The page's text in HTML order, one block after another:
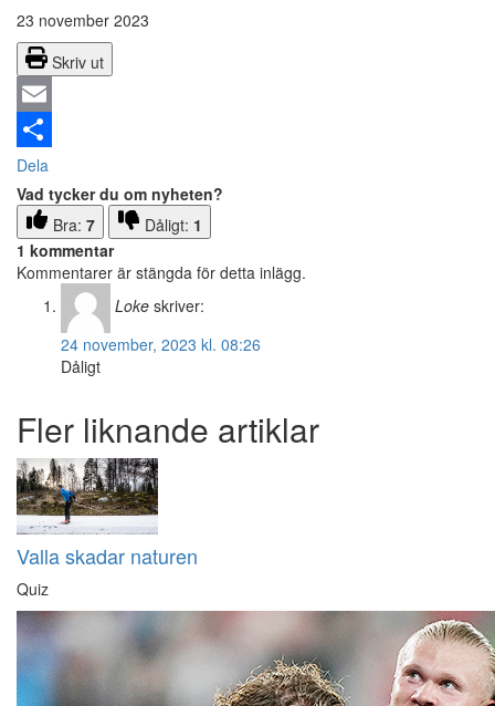
23 november 2023
Skriv ut
Email
Dela
Vad tycker du om nyheten?
Bra: 7 Dåligt: 1
1 kommentar
Kommentarer är stängda för detta inlägg.
Loke skriver:
24 november, 2023 kl. 08:26
Dåligt
Fler liknande artiklar
Valla skadar naturen
Quiz